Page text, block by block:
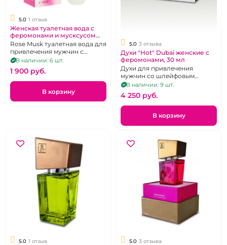
5.0 1 отзыв
Женская туалетная вода с
феромонами и мусксусом
"XXI Century" Розовый мускус
100 мл
Rose Musk туалетная вода для
привлечения мужчин с
цеветином 100 мл.
В наличии: 6 шт.
1 900 pуб.
В корзину
5.0 3 отзыва
Духи "Hot" Dubai женские с
феромонами, 30 мл
Духи для привлечения
мужчин со шлейфовым
ароматом, 30 мл.
В наличии: 9 шт.
4 250 pуб.
В корзину
5.0 1 отзыв 5.0 3 отзыва